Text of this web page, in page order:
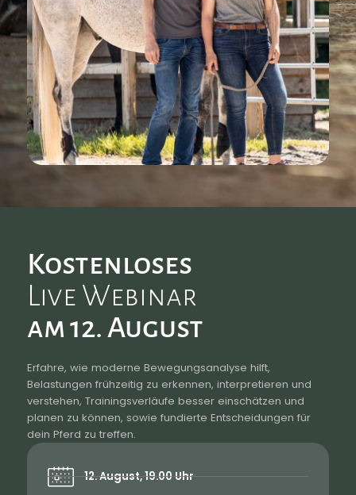
Kostenloses
Live Webinar
am 12. August
Erfahre, wie moderne Bewegungsanalyse hilft,
Belastungen frühzeitig zu erkennen, interpretieren und
verstehen, Trainingsverläufe besser einschätzen und
planen zu können, sowie fundierte Entscheidungen für
dein Pferd zu treffen.
12. August, 19.00 Uhr